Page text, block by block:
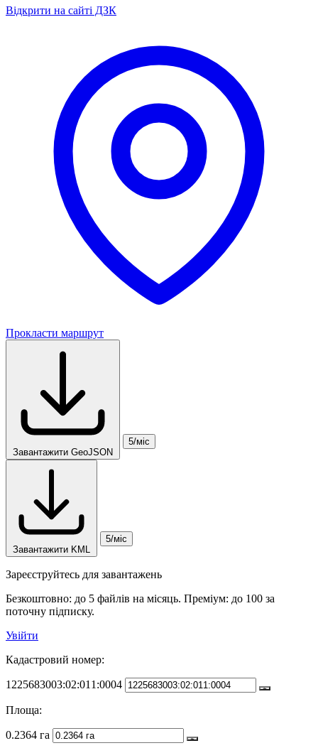
Відкрити на сайті ДЗК
Прокласти маршрут
Завантажити GeoJSON
5/міс
Завантажити KML
5/міс
Зареєструйтесь для завантажень
Безкоштовно: до 5 файлів на місяць. Преміум: до 100 за
поточну підписку.
Увійти
Кадастровий номер:
1225683003:02:011:0004
Площа:
0.2364 га